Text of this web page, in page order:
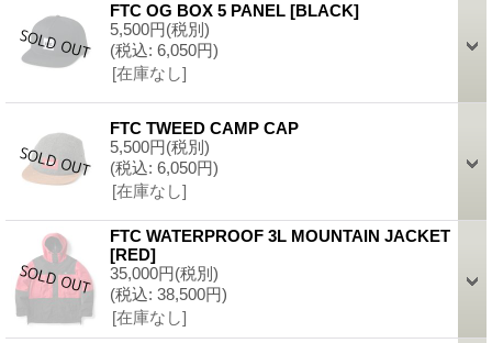
FTC OG BOX 5 PANEL [BLACK]
5,500円(税別)
(税込: 6,050円)
[在庫なし]
FTC TWEED CAMP CAP
5,500円(税別)
(税込: 6,050円)
[在庫なし]
FTC WATERPROOF 3L MOUNTAIN JACKET
[RED]
35,000円(税別)
(税込: 38,500円)
[在庫なし]